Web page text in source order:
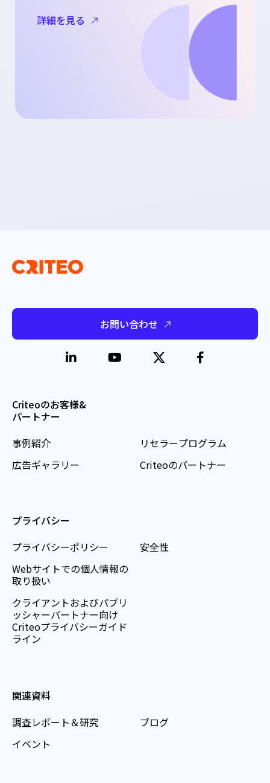
詳細を見る
お問い合わせ
Criteoのお客様&
パートナー
事例紹介
広告ギャラリー
リセラープログラム
Criteoのパートナー
プライバシー
プライバシーポリシー
Webサイトでの個人情報の
取り扱い
クライアントおよびパブリ
ッシャーパートナー向け
Criteoプライバシーガイド
ライン
安全性
関連資料
調査レポート＆研究
イベント
ブログ